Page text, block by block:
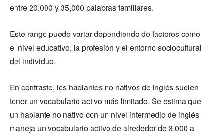
entre 20,000 y 35,000 palabras familiares.
Este rango puede variar dependiendo de factores como
el nivel educativo, la profesión y el entorno sociocultural
del individuo.
En contraste, los hablantes no nativos de inglés suelen
tener un vocabulario activo más limitado. Se estima que
un hablante no nativo con un nivel intermedio de inglés
maneja un vocabulario activo de alrededor de 3,000 a